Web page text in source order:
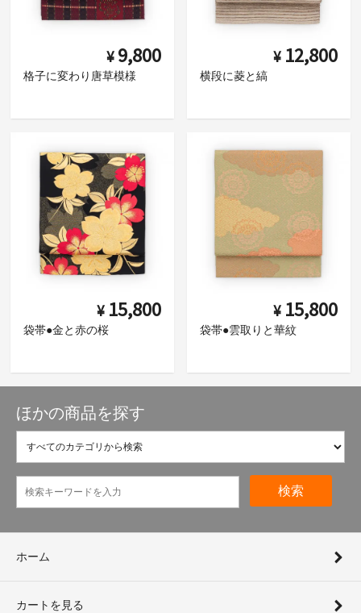
¥ 9,800
格子に変わり唐草模様
¥ 12,800
横段に菱と縞
¥ 15,800
袋帯●金と赤の桜
¥ 15,800
袋帯●雲取りと華紋
ほかの商品を探す
検索
ホーム
カートを見る